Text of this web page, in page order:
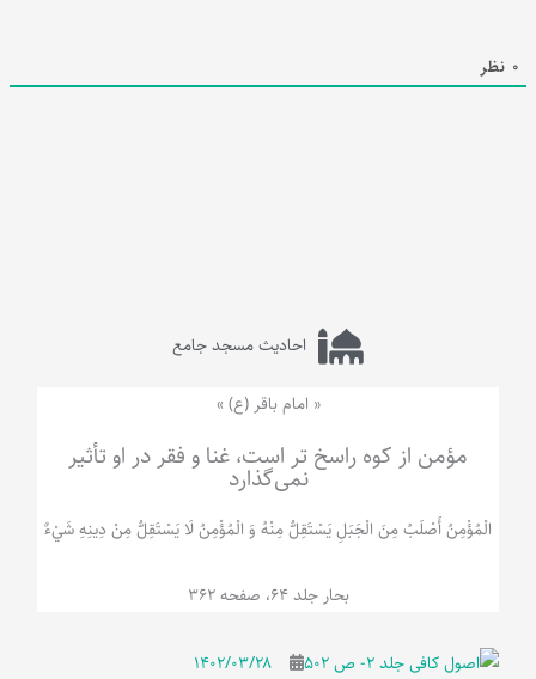
0 نظر
احادیث مسجد جامع
« امام باقر (ع) »
مؤمن از کوه راسخ تر است، غنا و فقر در او تأثیر
نمی‌گذارد
الْمُؤْمِنُ‌ أَصْلَبُ‌ مِنَ‌ الْجَبَلِ‌ یَسْتَقِلُّ مِنْهُ وَ الْمُؤْمِنُ لَا يَسْتَقِلُّ مِنْ دِينِهِ شَيْ‌ءٌ
بحار جلد 64، صفحه 362
۱۴۰۲/۰۳/۲۸